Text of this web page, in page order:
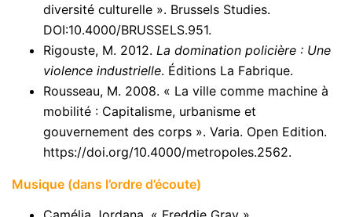
diversité culturelle ». Brussels Studies.
DOI:10.4000/BRUSSELS.951.
Rigouste, M. 2012. La domination policière : Une
violence industrielle. Éditions La Fabrique.
Rousseau, M. 2008. « La ville comme machine à
mobilité : Capitalisme, urbanisme et
gouvernement des corps ». Varia. Open Edition.
https://doi.org/10.4000/metropoles.2562.
Musique (dans l’ordre d’écoute)